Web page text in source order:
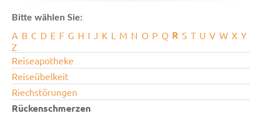
Bitte wählen Sie:
A B C D E F G H I J K L M N O P Q R S T U V W X Y
Z
Reiseapotheke
Reiseübelkeit
Riechstörungen
Rückenschmerzen